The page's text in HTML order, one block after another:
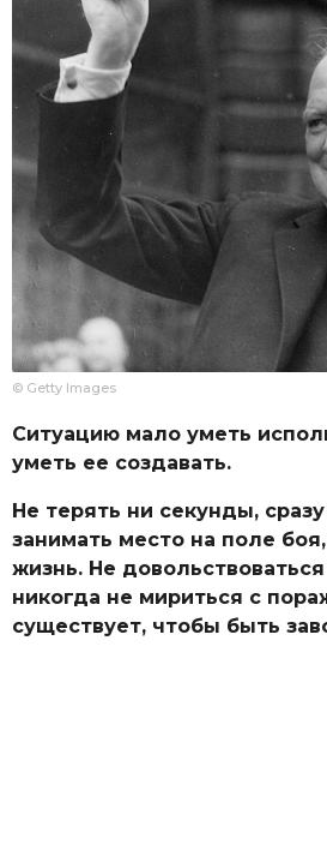
© Getty Images
Ситуацию мало уметь
уметь ее создавать.
Не терять ни секунды,
занимать место на поле
жизнь. Не
никогда не мириться с
существует, чтобы быть